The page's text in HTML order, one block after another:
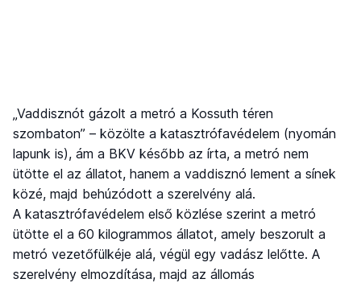
„Vaddisznót gázolt a metró a Kossuth téren
szombaton” – közölte a katasztrófavédelem (nyomán
lapunk is), ám a BKV később az írta, a metró nem
ütötte el az állatot, hanem a vaddisznó lement a sínek
közé, majd behúzódott a szerelvény alá.
A katasztrófavédelem első közlése szerint a metró
ütötte el a 60 kilogrammos állatot, amely beszorult a
metró vezetőfülkéje alá, végül egy vadász lelőtte. A
szerelvény elmozdítása, majd az állomás